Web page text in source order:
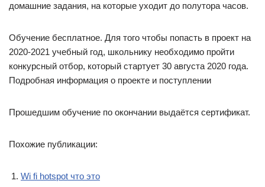
домашние задания, на которые уходит до полутора часов.
Обучение бесплатное. Для того чтобы попасть в проект на
2020-2021 учебный год, школьнику необходимо пройти
конкурсный отбор, который стартует 30 августа 2020 года.
Подробная информация о проекте и поступлении
Прошедшим обучение по окончании выдаётся сертификат.
Похожие публикации:
Wi fi hotspot что это